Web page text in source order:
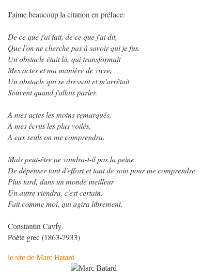
J'aime beaucoup la citation en préface:
De ce que j'ai fait, de ce que j'ai dit,
Que l'on ne cherche pas à savoir qui je fus.
Un obstacle était là, qui transformait
Mes actes et ma manière de vivre,
Un obstacle qui se dressait et m'arrêtait
Souvent quand j'allais parler.
A mes actes les moins remarqués,
A mes écrits les plus voilés,
A eux seuls on me comprendra.
Mais peut-être ne vaudra-t-il pas la peine
De dépenser tant d'effort et tant de soin pour me comprendre
Plus tard, dans un monde meilleur
Un autre viendra, c'est certain,
Fait comme moi, qui agira librement.
Constantin Cavfy
Poète grec (1863-7933)
le site de Marc Batard